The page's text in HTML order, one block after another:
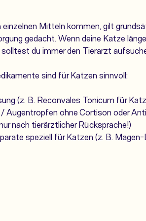
einzelnen Mitteln kommen, gilt
gedacht. Wenn deine Katze
solltest du immer den Tierarzt
sind für Katzen sinnvoll:
(z. B. Reconvales Tonicum für
Augentropfen ohne Cortison oder
nach tierärztlicher Rücksprache!)
speziell für Katzen (z. B.